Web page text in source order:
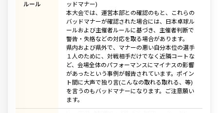
ルール
ッドマナー)
本大会では、運営本部との確認のもと、これらの
バッドマナーが確認された場合には、日本卓球ル
ールおよび主催者ルールに基づき、主催者判断で
警告・失格などの対応を取る場合があります。
県内および県外で、マナーの悪い自分本位の選手
１人のために、対戦相手だけでなく近隣コートな
ど、会場全体のパフォーマンスにマイナスの影響
があったという事例が報告されています。ポイン
ト間に大声で独り言(こんなの取れる取れる、等)
を言うのもバッドマナーになります。ご注意願い
ます。